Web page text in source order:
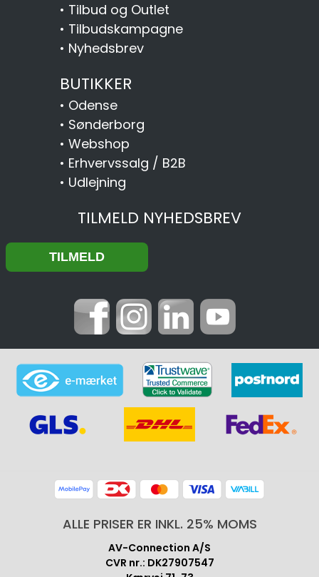
• Tilbud og Outlet
• Tilbudskampagne
• Nyhedsbrev
BUTIKKER
• Odense
• Sønderborg
• Webshop
• Erhvervssalg / B2B
• Udlejning
TILMELD NYHEDSBREV
ALLE PRISER ER INKL. 25% MOMS
AV-Connection A/S
CVR nr.: DK27907547